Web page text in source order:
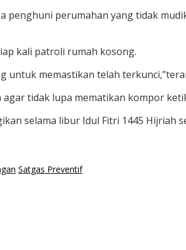
penghuni perumahan yang tidak
kali patroli rumah kosong.
untuk memastikan telah
tidak lupa mematikan kompor
selama libur Idul Fitri 1445
Satgas Preventif